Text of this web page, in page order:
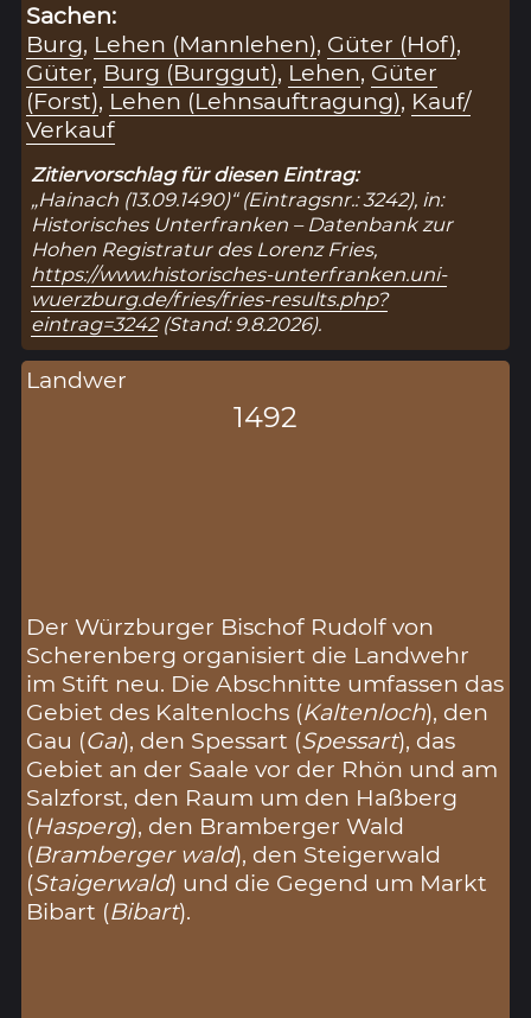
Sachen:
Burg, Lehen (Mannlehen), Güter (Hof),
Güter, Burg (Burggut), Lehen, Güter
(Forst), Lehen (Lehnsauftragung), Kauf/
Verkauf
Zitiervorschlag für diesen Eintrag:
„Hainach (13.09.1490)“ (Eintragsnr.: 3242), in:
Historisches Unterfranken – Datenbank zur
Hohen Registratur des Lorenz Fries,
https://www.historisches-unterfranken.uni-
wuerzburg.de/fries/fries-results.php?
eintrag=3242(Stand: 9.8.2026).
Landwer
1492
Der Würzburger Bischof Rudolf von
Scherenberg organisiert die Landwehr
im Stift neu. Die Abschnitte umfassen das
Gebiet des Kaltenlochs (Kaltenloch), den
Gau (Gai), den Spessart (Spessart), das
Gebiet an der Saale vor der Rhön und am
Salzforst, den Raum um den Haßberg
(Hasperg), den Bramberger Wald
(Bramberger wald), den Steigerwald
(Staigerwald) und die Gegend um Markt
Bibart (Bibart).